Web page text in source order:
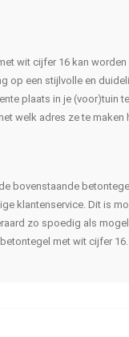
wit cijfer 16 kan
op een stijlvolle en
plaats in je (voor)tuin
welk adres ze te maken
bovenstaande
klantenservice. Dit is
zo spoedig als
met wit cijfer 16.